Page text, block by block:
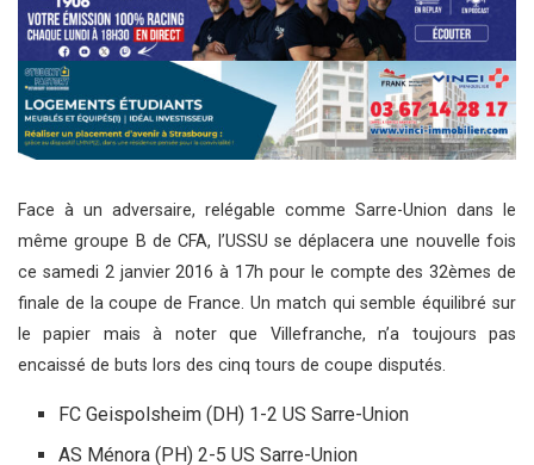
Face à un adversaire, relégable comme Sarre-Union dans le
même groupe B de CFA, l’USSU se déplacera une nouvelle fois
ce samedi 2 janvier 2016 à 17h pour le compte des 32èmes de
finale de la coupe de France. Un match qui semble équilibré sur
le papier mais à noter que Villefranche, n’a toujours pas
encaissé de buts lors des cinq tours de coupe disputés.
FC Geispolsheim (DH) 1-2 US Sarre-Union
AS Ménora (PH) 2-5 US Sarre-Union